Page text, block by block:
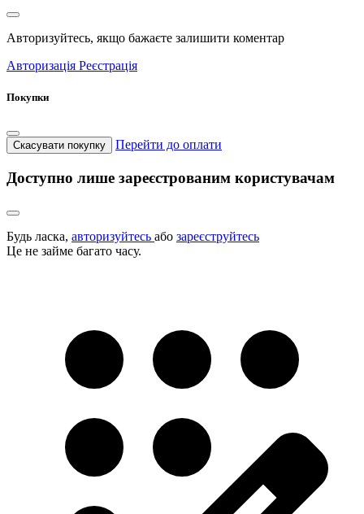
Авторизуйтесь, якщо бажаєте залишити коментар
Авторизація Реєстрація
Покупки
Скасувати покупку Перейти до оплати
Доступно лише зареєстрованим користувачам
Будь ласка, авторизуйтесь або зареєструйтесь
Це не займе багато часу.